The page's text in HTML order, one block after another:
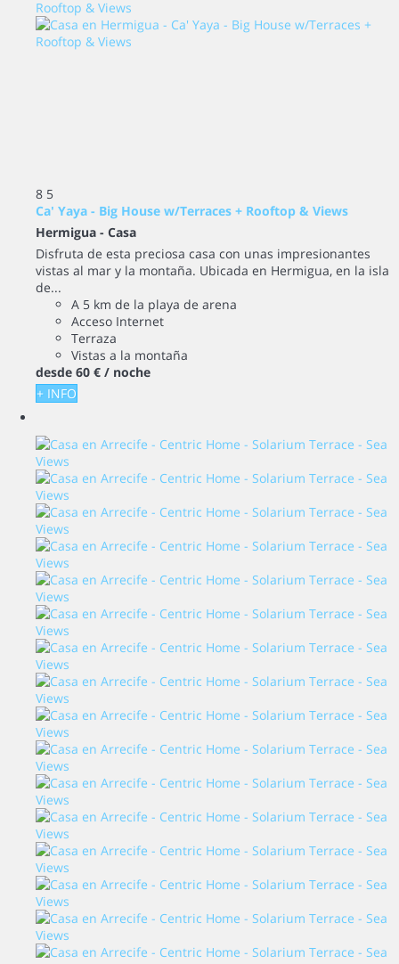
8 5
Ca' Yaya - Big House w/Terraces + Rooftop & Views
Hermigua - Casa
Disfruta de esta preciosa casa con unas impresionantes
vistas al mar y la montaña. Ubicada en Hermigua, en la isla
de...
A 5 km de la playa de arena
Acceso Internet
Terraza
Vistas a la montaña
desde 60 € / noche
+ INFO